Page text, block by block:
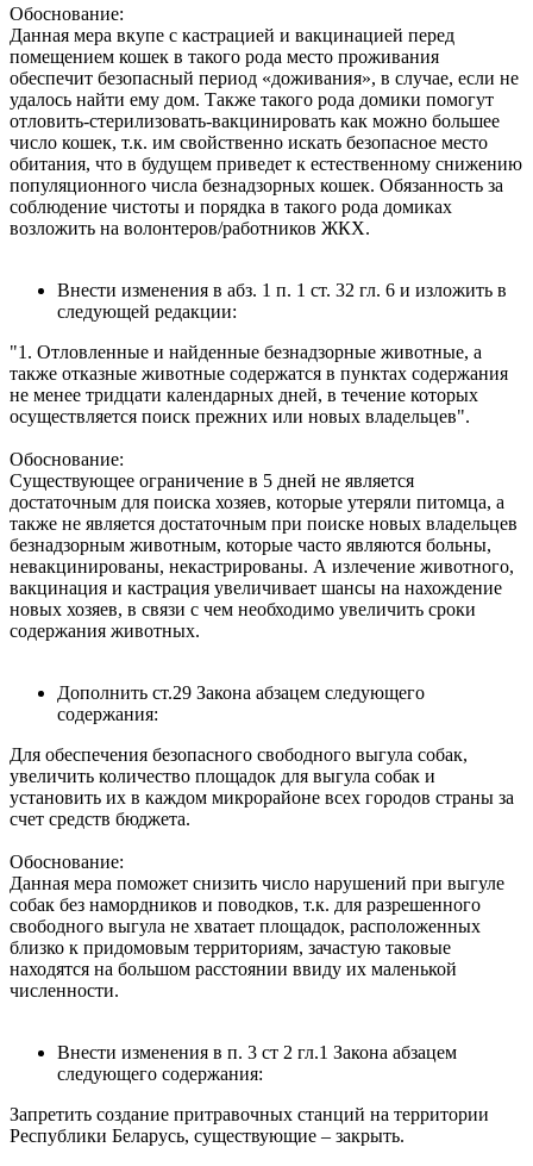
Обоснование:
Данная мера вкупе с кастрацией и вакцинацией перед
помещением кошек в такого рода место проживания
обеспечит безопасный период «доживания», в случае, если не
удалось найти ему дом. Также такого рода домики помогут
отловить-стерилизовать-вакцинировать как можно большее
число кошек, т.к. им свойственно искать безопасное место
обитания, что в будущем приведет к естественному снижению
популяционного числа безнадзорных кошек. Обязанность за
соблюдение чистоты и порядка в такого рода домиках
возложить на волонтеров/работников ЖКХ.
Внести изменения в абз. 1 п. 1 ст. 32 гл. 6 и изложить в
следующей редакции:
"1. Отловленные и найденные безнадзорные животные, а
также отказные животные содержатся в пунктах содержания
не менее тридцати календарных дней, в течение которых
осуществляется поиск прежних или новых владельцев".
Обоснование:
Существующее ограничение в 5 дней не является
достаточным для поиска хозяев, которые утеряли питомца, а
также не является достаточным при поиске новых владельцев
безнадзорным животным, которые часто являются больны,
невакцинированы, некастрированы. А излечение животного,
вакцинация и кастрация увеличивает шансы на нахождение
новых хозяев, в связи с чем необходимо увеличить сроки
содержания животных.
Дополнить ст.29 Закона абзацем следующего
содержания:
Для обеспечения безопасного свободного выгула собак,
увеличить количество площадок для выгула собак и
установить их в каждом микрорайоне всех городов страны за
счет средств бюджета.
Обоснование:
Данная мера поможет снизить число нарушений при выгуле
собак без намордников и поводков, т.к. для разрешенного
свободного выгула не хватает площадок, расположенных
близко к придомовым территориям, зачастую таковые
находятся на большом расстоянии ввиду их маленькой
численности.
Внести изменения в п. 3 ст 2 гл.1 Закона абзацем
следующего содержания:
Запретить создание притравочных станций на территории
Республики Беларусь, существующие – закрыть.